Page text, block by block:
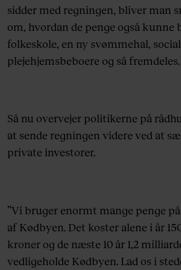
sidder med regningen, bliver man
om, hvordan de penge også kunne
folkeskole, en ny svømmehal,
plejehjemsbeboere og så fremdeles.
Så nu overvejer politikerne på
at sende regningen videre ved at
private investorer.
”Vi bruger enormt mange penge
af Kødbyen. Det koster alene i år
kroner og de næste 10 år 1,2
vedligeholde Kødbyen. Lad os i